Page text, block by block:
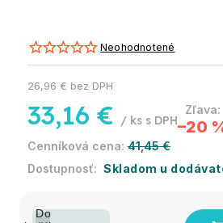
Neohodnotené
41,45 €
–20
33,16 € / ks
26,96 € bez DPH
Skladom u